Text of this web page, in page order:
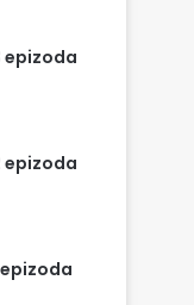
epizoda
epizoda